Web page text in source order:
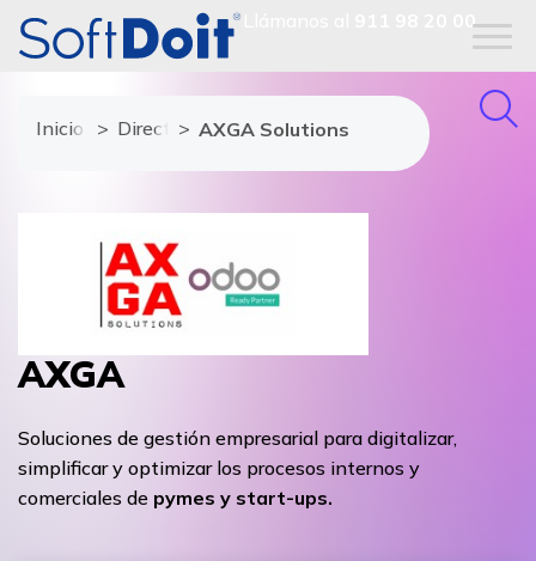
911 98 20 00
Inicio Directorio de proveedores
AXGA Solutions
AXGA
Soluciones de gestión empresarial para digitalizar,
simplificar y optimizar los procesos internos y
comerciales de pymes y start-ups.